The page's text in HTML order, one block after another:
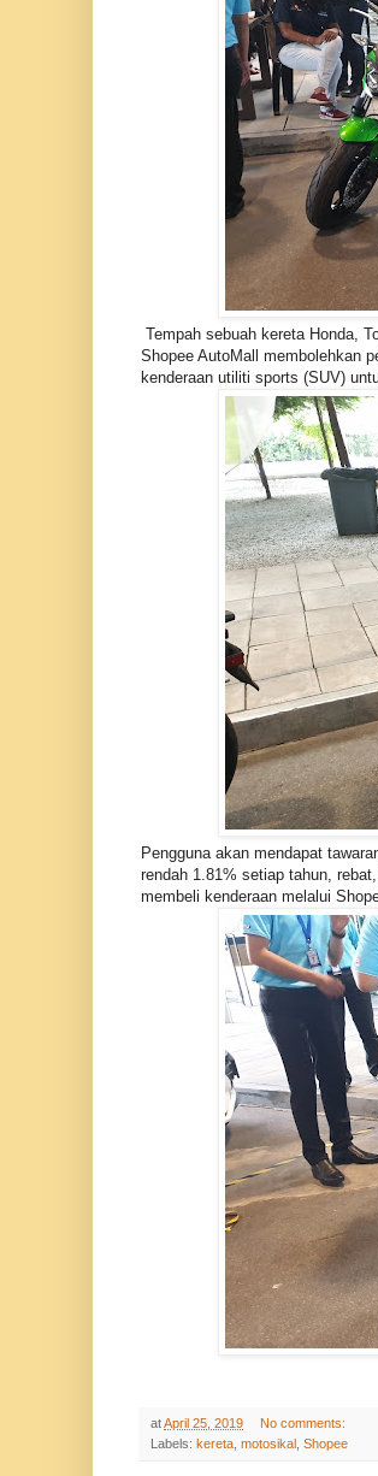
Tempah sebuah kereta Honda,
Shopee AutoMall membolehkan
kenderaan utiliti sports (SUV)
Pengguna akan mendapat
rendah 1.81% setiap tahun,
membeli kenderaan melalui
atApril 25, 2019
No comments:
Labels: kereta motosikal Shopee